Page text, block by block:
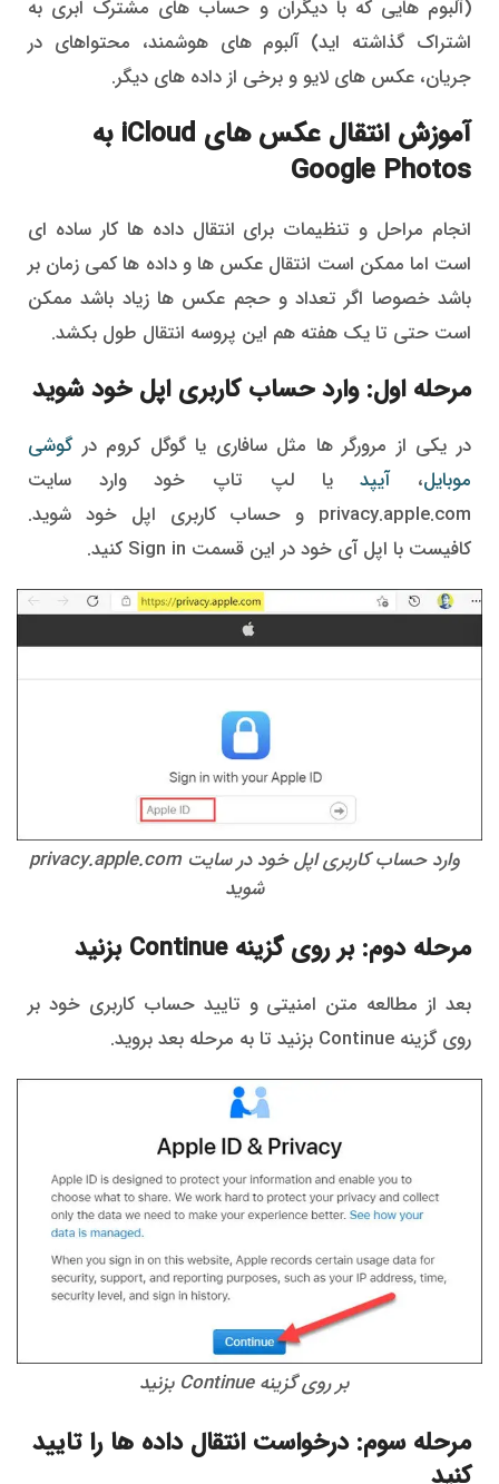
(آلبوم هایی که با دیگران و حساب های مشترک ابری به
اشتراک گذاشته اید) آلبوم های هوشمند، محتواهای در
جریان، عکس های لایو و برخی از داده های دیگر.
آموزش انتقال عکس های iCloud به
Google Photos
انجام مراحل و تنظیمات برای انتقال داده ها کار ساده ای
است اما ممکن است انتقال عکس ها و داده ها کمی زمان بر
باشد خصوصا اگر تعداد و حجم عکس ها زیاد باشد ممکن
است حتی تا یک هفته هم این پروسه انتقال طول بکشد.
مرحله اول: وارد حساب کاربری اپل خود شوید
در یکی از مرورگر ها مثل سافاری یا گوگل کروم درگوشی
موبایل،آیپدیا لپ تاپ خود وارد سایت
privacy.apple.com و حساب کاربری اپل خود شوید.
کافیست با اپل آی خود در این قسمت Sign in کنید.
وارد حساب کاربری اپل خود در سایت privacy.apple.com
شوید
مرحله دوم: بر روی گزینه Continue بزنید
بعد از مطالعه متن امنیتی و تایید حساب کاربری خود بر
روی گزینه Continue بزنید تا به مرحله بعد بروید.
بر روی گزینه Continue بزنید
مرحله سوم: درخواست انتقال داده ها را تایید
کنید